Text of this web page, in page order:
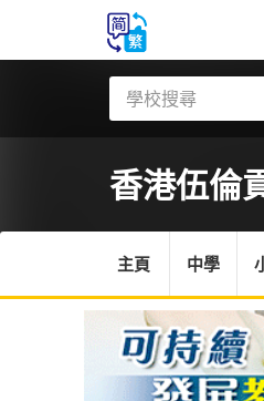
香港伍倫
主頁 中學